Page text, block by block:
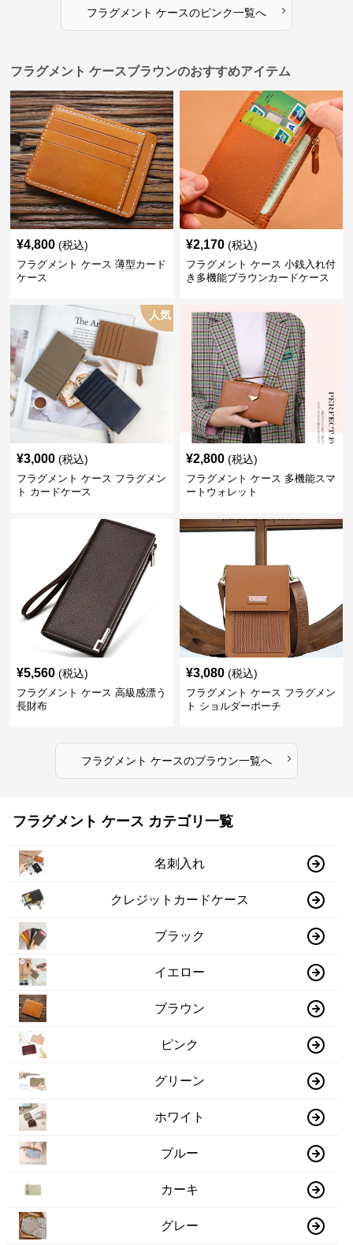
フラグメント ケースのピンク一覧へ ›
フラグメント ケースブラウンのおすすめアイテム
¥4,800 (税込)
フラグメント ケース 薄型カード
ケース
¥2,170 (税込)
フラグメント ケース 小銭入れ付
き多機能ブラウンカードケース
人気
¥3,000 (税込)
フラグメント ケース フラグメン
ト カードケース
¥2,800 (税込)
フラグメント ケース 多機能スマ
ートウォレット
¥5,560 (税込)
フラグメント ケース 高級感漂う
長財布
¥3,080 (税込)
フラグメント ケース フラグメン
ト ショルダーポーチ
フラグメント ケースのブラウン一覧へ ›
フラグメント ケース カテゴリ一覧
名刺入れ
クレジットカードケース
ブラック
イエロー
ブラウン
ピンク
グリーン
ホワイト
ブルー
カーキ
グレー